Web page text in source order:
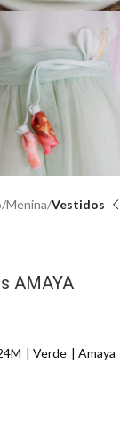
Menina Vestidos
AMAYA
Verde Amaya